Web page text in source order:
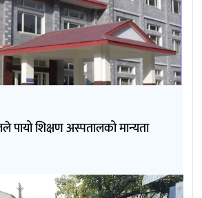
पायो शिक्षण अस्पतालको मान्यता